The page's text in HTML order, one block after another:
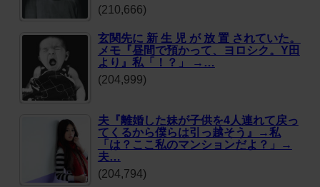
(210,666)
玄関先に 新 生 児 が 放 置 されていた。
メモ『昼間で預かって、ヨロシク。Y田
より』私「！？」 →…
(204,999)
夫『離婚した妹が子供を4人連れて戻っ
てくるから僕らは引っ越そう』→私
「は？ここ私のマンションだよ？」→
夫…
(204,794)